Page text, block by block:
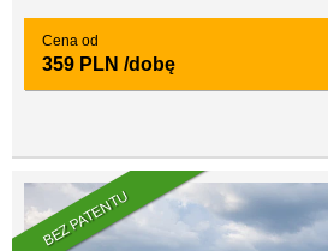
Cena od
359 PLN /dobę
BEZ PATENTU